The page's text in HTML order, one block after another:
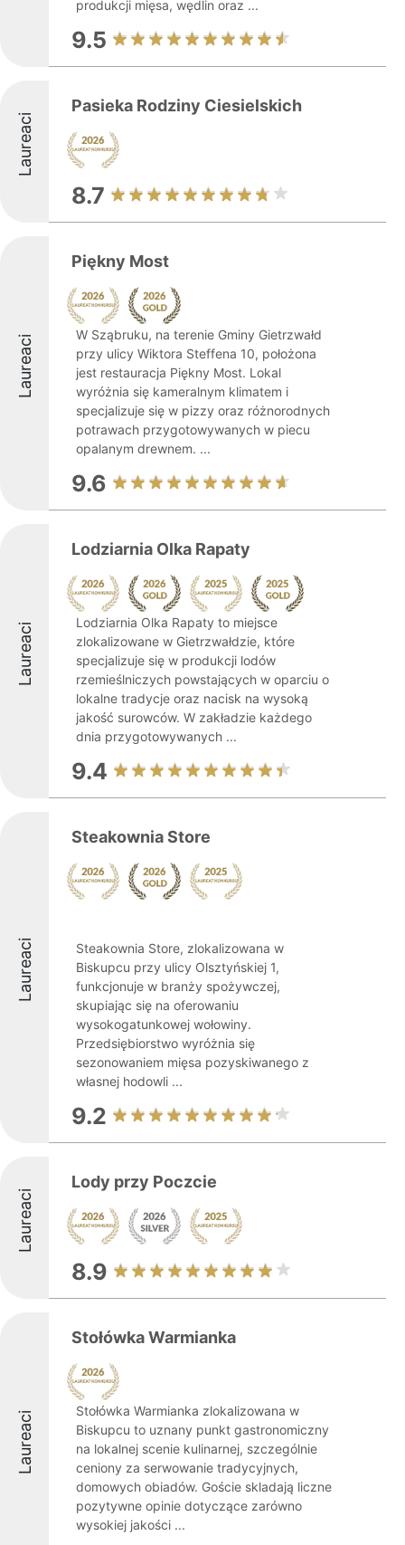
produkcji mięsa, wędlin oraz ...
9.5
Laureaci
Pasieka Rodziny Ciesielskich
8.7
Laureaci
Piękny Most
W Sząbruku, na terenie Gminy Gietrzwałd
przy ulicy Wiktora Steffena 10, położona
jest restauracja Piękny Most. Lokal
wyróżnia się kameralnym klimatem i
specjalizuje się w pizzy oraz różnorodnych
potrawach przygotowywanych w piecu
opalanym drewnem. ...
9.6
Laureaci
Lodziarnia Olka Rapaty
Lodziarnia Olka Rapaty to miejsce
zlokalizowane w Gietrzwałdzie, które
specjalizuje się w produkcji lodów
rzemieślniczych powstających w oparciu o
lokalne tradycje oraz nacisk na wysoką
jakość surowców. W zakładzie każdego
dnia przygotowywanych ...
9.4
Laureaci
Steakownia Store
Steakownia Store, zlokalizowana w
Biskupcu przy ulicy Olsztyńskiej 1,
funkcjonuje w branży spożywczej,
skupiając się na oferowaniu
wysokogatunkowej wołowiny.
Przedsiębiorstwo wyróżnia się
sezonowaniem mięsa pozyskiwanego z
własnej hodowli ...
9.2
Laureaci
Lody przy Poczcie
8.9
Laureaci
Stołówka Warmianka
Stołówka Warmianka zlokalizowana w
Biskupcu to uznany punkt gastronomiczny
na lokalnej scenie kulinarnej, szczególnie
ceniony za serwowanie tradycyjnych,
domowych obiadów. Goście skladają liczne
pozytywne opinie dotyczące zarówno
wysokiej jakości ...